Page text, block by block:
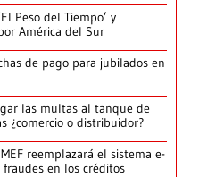
Peso del Tiempo’ y
América del Sur
de pago para jubilados en
las multas al tanque de
¿comercio o distribuidor?
reemplazará el sistema e-
fraudes en los créditos